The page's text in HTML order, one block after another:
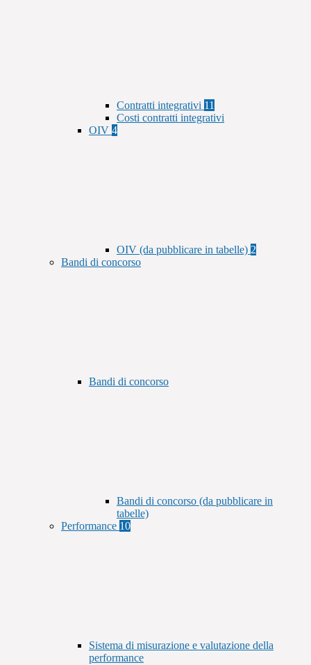
Contratti integrativi 11
Costi contratti integrativi
OIV 4
OIV (da pubblicare in tabelle) 2
Bandi di concorso
Bandi di concorso
Bandi di concorso (da pubblicare in
tabelle)
Performance 10
Sistema di misurazione e valutazione della
performance